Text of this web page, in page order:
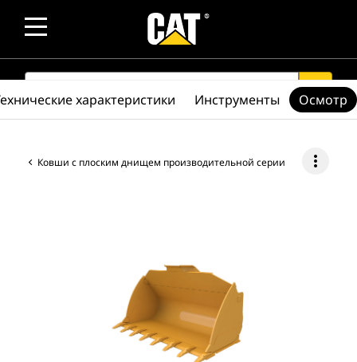
SEARCH search
Ковши с плоским днищем производительной серии more_vert
характеристики Инструменты Осмотр